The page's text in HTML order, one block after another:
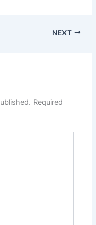
NEXT
Required